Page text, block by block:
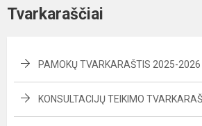
Tvarkaraščiai
PAMOKŲ TVARKARAŠTIS 2025-2026
KONSULTACIJŲ TEIKIMO